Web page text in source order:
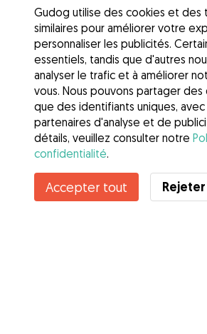
Gudog utilise des cookies et des
similaires pour améliorer votre
personnaliser les publicités.
essentiels, tandis que d'autres
analyser le trafic et à améliorer
vous. Nous pouvons partager
que des identifiants uniques,
partenaires d'analyse et de
détails, veuillez consulter notre
confidentialité.
Accepter tout